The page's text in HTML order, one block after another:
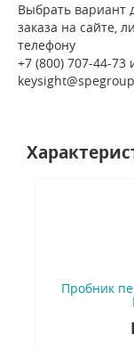
Выбрать вариант
заказа на сайте,
телефону
+7 (800) 707-44-73
Пробник